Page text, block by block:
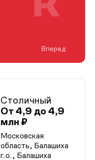
Столичный
От 4,9 до 4,9
млн ₽
Московская
область, Балашиха
г.о., Балашиха
Вперед